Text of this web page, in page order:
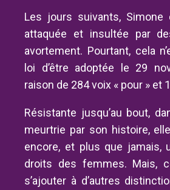
Les jours suivants, Simone
attaquée et insultée par
avortement. Pourtant, cela
loi d’être adoptée le 29
raison de 284 voix « pour » et
Résistante jusqu’au bout,
meurtrie par son histoire,
encore, et plus que jamais,
droits des femmes. Mais,
s’ajouter à d’autres